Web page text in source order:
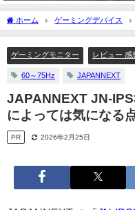
ホーム ゲーミングデバイス
IPS321UHD 特徴と良い点や人によ
ゲーミングモニター レビュー 感
60～75Hz JAPANNEXT
JAPANNEXT JN-
によっては気になる
PR 2026年2月25日